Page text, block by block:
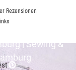
Rezensionen
| Sewing &